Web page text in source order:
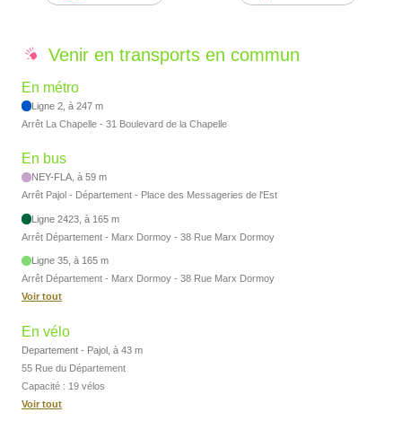
Venir en transports en commun
En métro
Ligne 2, à 247 m
Arrêt La Chapelle - 31 Boulevard de la Chapelle
En bus
NEY-FLA, à 59 m
Arrêt Pajol - Département - Place des Messageries de l'Est
Ligne 2423, à 165 m
Arrêt Département - Marx Dormoy - 38 Rue Marx Dormoy
Ligne 35, à 165 m
Arrêt Département - Marx Dormoy - 38 Rue Marx Dormoy
Voir tout
En vélo
Departement - Pajol, à 43 m
55 Rue du Département
Capacité : 19 vélos
Voir tout